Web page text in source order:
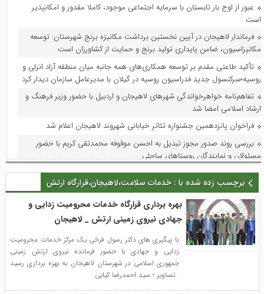
عبور از اوج بار تابستان با سرمایه اجتماعی موجود، کاملا مقدور و امکانپذیر
است
فرماندار لاهیجان در آیین نخستین برداشت مکانیزه برنج شهرستان: توسعه
مکانیزاسیون، ضامن پایداری تولید برنج و حمایت از کشاورزان است
تأکید طاعتی مقدم بر توسعه همکاری‌های همه جانبه میان منطقه آزاد انزلی و
روسیه؛سرکنسول جدید فدراسیون روسیه در گیلان با مدیرعامل سازمان دیدار کرد
تفاهم‌نامه خواهرخواندگی شهرهای لاهیجان و اردبیل با حضور وزیر فرهنگ و
ارشاد اسلامی امضا شد
فراخوان پانزدهمین جشنواره تئاتر خیابانی شهروند لاهیجان اعلام شد
بررسی روند صدور مجوز تبدیل به احسن موقوفه محمدتقی کریم با حضور
مسئولان و نمایندگان روستاهای ساحلی
تداوم افتخارآفرینی سوستان؛ ابراهیم‌نژاد برای سومین بار دهیار نمونه استان
شد
فرماندار لاهیجان در جلسه هماهنگی جشنواره رسانه‌ای چای:جشنواره رسانه‌ای
چای، فرصتی برای تقویت برند لاهیجان و فرهنگ مصرف چای ایرانی است
استاندار گیلان؛ گیلان می‌تواند قطب ملی اردوها و مسابقات ورزش کارگری
شود
با حضور مدیر امور عمرانی، زیربنایی و محیط زیست دبیرخانه شورای‌عالی
مناطق آزاد و ویژه اقتصادی؛ آخرین وضعیت پروژه‌های عمرانی منطقه آزاد انزلی
بررسی شد
برچسب زده شده با : خدمات سلامت،لاهیجان،قرارگاه ارتش
بهره برداری قرارگاه خدمات محرومیت زدایی و
جهادی نیروی زمینی ارتش _ لاهیجان
با پیگیری های دکتر رسول فرخی یک مرکز خدمات محرومیت
زدایی و جهادی با حضور فرمانده نیروی ارتش زمینی
جمهوری اسلامی در شهرستان لاهیجان به بهره برداری رسید
. تصاویر ؛ سید احمدرضا کیایی